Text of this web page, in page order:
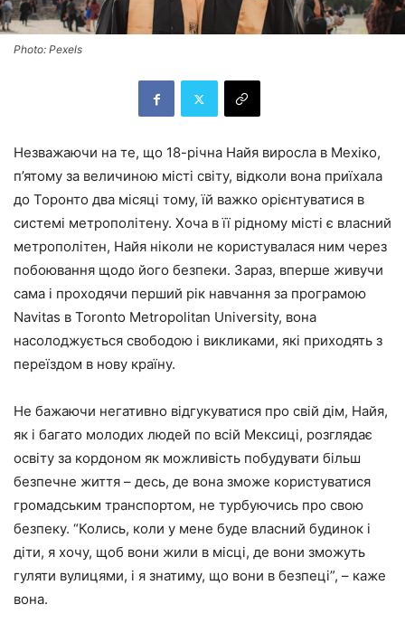
Photo: Pexels
Незважаючи на те, що 18-річна Найя виросла в Мехіко,
п’ятому за величиною місті світу, відколи вона приїхала
до Торонто два місяці тому, їй важко орієнтуватися в
системі метрополітену. Хоча в її рідному місті є власний
метрополітен, Найя ніколи не користувалася ним через
побоювання щодо його безпеки. Зараз, вперше живучи
сама і проходячи перший рік навчання за програмою
Navitas в Toronto Metropolitan University, вона
насолоджується свободою і викликами, які приходять з
переїздом в нову країну.
Не бажаючи негативно відгукуватися про свій дім, Найя,
як і багато молодих людей по всій Мексиці, розглядає
освіту за кордоном як можливість побудувати більш
безпечне життя – десь, де вона зможе користуватися
громадським транспортом, не турбуючись про свою
безпеку. “Колись, коли у мене буде власний будинок і
діти, я хочу, щоб вони жили в місці, де вони зможуть
гуляти вулицями, і я знатиму, що вони в безпеці”, – каже
вона.